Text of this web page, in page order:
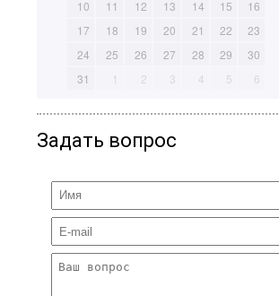
10
11 12 13 14 15
16
17
18 19 20 21 22
23
24
25 26 27 28 29
30
31
1 2 3 4 5 6
Задать вопрос